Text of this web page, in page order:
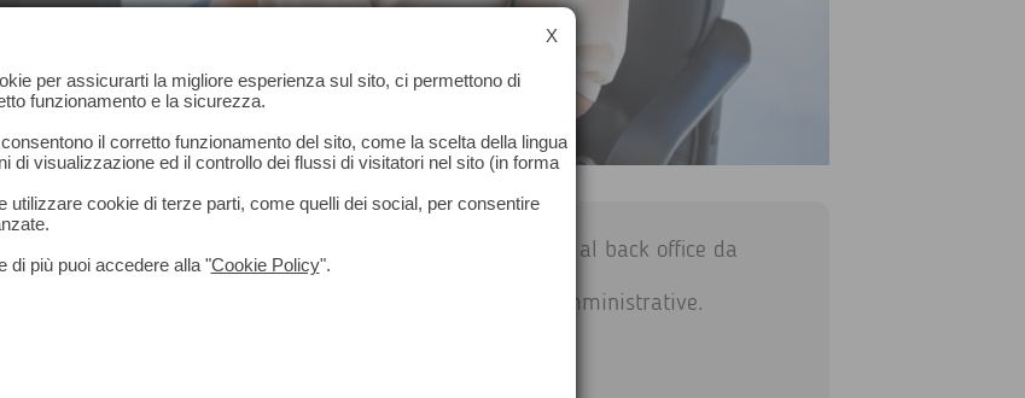
di una figura motivata e precisa per un ruolo di addetto/a al back office da
operativo al reparto commerciale e gestione di attività amministrative.
la gestione degli ordini e dei relativi contratti.
X
per assicurarti la migliore esperienza sul sito, ci permettono di
funzionamento e la sicurezza.
il corretto funzionamento del sito, come la scelta della lingua
di visualizzazione ed il controllo dei flussi di visitatori nel sito (in forma
utilizzare cookie di terze parti, come quelli dei social, per consentire
di più puoi accedere alla "Cookie Policy".